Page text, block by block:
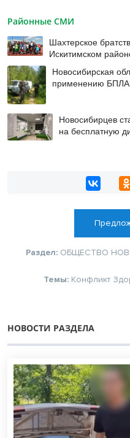
Районные СМИ
Шахтерское
Искитимском
Новосибирская
применению БПЛА
Новосибирцев
на бесплатную
Раздел: ОБЩЕСТВО
Темы: Конфликт
НОВОСТИ РАЗДЕЛА